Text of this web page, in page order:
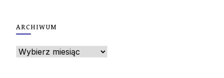
ARCHIWUM
Archiwum